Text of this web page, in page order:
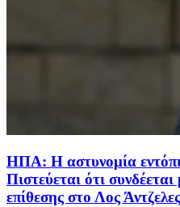
ΗΠΑ: Η αστυνομία
Πιστεύεται ότι
επίθεσης στο Λος Άντζελες